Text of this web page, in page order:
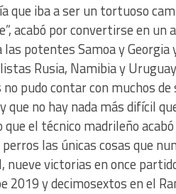
que iba a ser un tortuoso
acabó por convertirse en
las potentes Samoa y
Rusia, Namibia y
pudo contar con muchos
que no hay nada más difícil
que el técnico madrileño
las únicas cosas que
victorias en once
2019 y decimosextos en el